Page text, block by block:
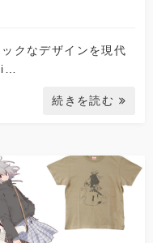
クなデザインを現代
続きを読む